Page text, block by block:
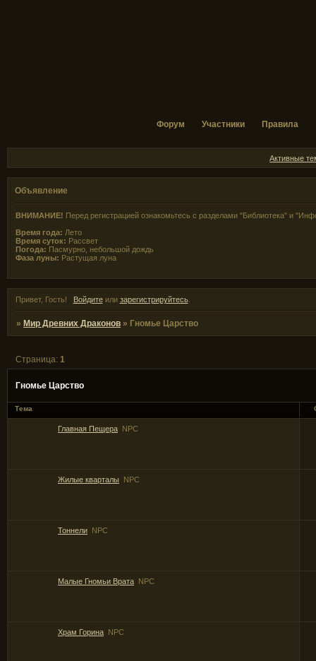
Форум Участники Правила
Активные
Объявление
ВНИМАНИЕ! Перед регистрацией ознакомьтесь с разделами "Библиотека" и
Время года: Лето
Время суток: Рассвет
Погода: Пасмурно, небольшой дождь
Фаза луны: Растущая луна
Привет, Гость! Войдитеили зарегистрируйтесь.
»Мир Древних Драконов » Гномье Царство
Гномье Царство
Страница:1
Тема
Главная Пещера NPC
Жилые кварталы NPC
Тоннели NPC
Малые Гномьи Врата NPC
Храм Горина NPC